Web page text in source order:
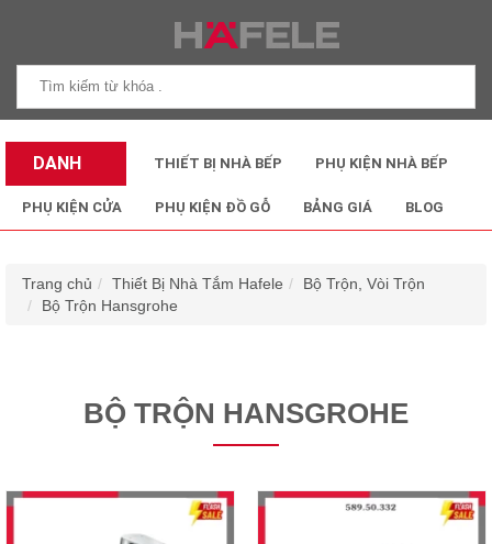
DANH
MỤC SẢN
THIẾT BỊ NHÀ BẾP PHỤ KIỆN NHÀ BẾP
PHỤ KIỆN CỬA PHỤ KIỆN ĐỒ GỖ BẢNG GIÁ BLOG
Trang chủ Thiết Bị Nhà Tắm Hafele
Bộ Trộn, Vòi Trộn
Bộ Trộn Hansgrohe
BỘ TRỘN HANSGROHE